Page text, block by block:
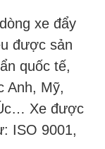
xe đẩy
được sản
quốc tế,
Anh, Mỹ,
Xe được
ISO 9001,